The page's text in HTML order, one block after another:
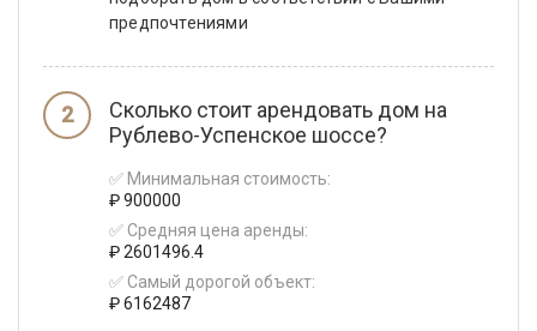
предпочтениями
Сколько стоит арендовать дом на
Рублево-Успенское шоссе?
✅ Минимальная стоимость:
₽ 900000
✅ Средняя цена аренды:
₽ 2601496.4
✅ Самый дорогой объект:
₽ 6162487